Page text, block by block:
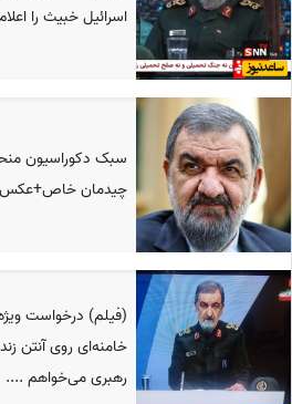
اسرائیل خبیث را
سبک دکوراسیون
چیدمان
(فیلم) درخواست
خامنه‌ای روی آنتن
رهبری می‌خواهم ....